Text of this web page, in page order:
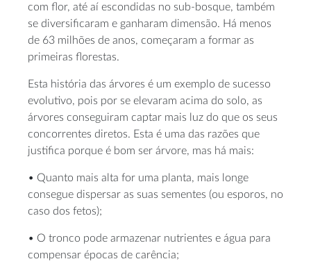
com flor, até aí escondidas no sub-bosque, também
se diversificaram e ganharam dimensão. Há menos
de 63 milhões de anos, começaram a formar as
primeiras florestas.
Esta história das árvores é um exemplo de sucesso
evolutivo, pois por se elevaram acima do solo, as
árvores conseguiram captar mais luz do que os seus
concorrentes diretos. Esta é uma das razões que
justifica porque é bom ser árvore, mas há mais:
• Quanto mais alta for uma planta, mais longe
consegue dispersar as suas sementes (ou esporos, no
caso dos fetos);
• O tronco pode armazenar nutrientes e água para
compensar épocas de carência;